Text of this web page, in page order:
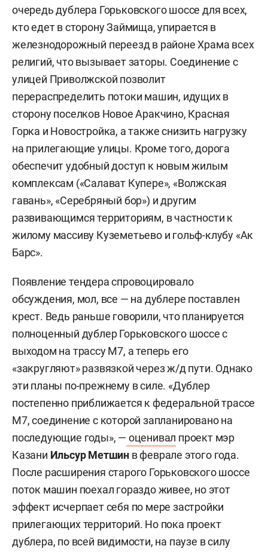
очередь дублера Горьковского шоссе для всех,
кто едет в сторону Займища, упирается в
железнодорожный переезд в районе Храма всех
религий, что вызывает заторы. Соединение с
улицей Приволжской позволит
перераспределить потоки машин, идущих в
сторону поселков Новое Аракчино, Красная
Горка и Новостройка, а также снизить нагрузку
на прилегающие улицы. Кроме того, дорога
обеспечит удобный доступ к новым жилым
комплексам («Салават Купере», «Волжская
гавань», «Серебряный бор») и другим
развивающимся территориям, в частности к
жилому массиву Куземетьево и гольф-клубу «Ак
Барс».
Появление тендера спровоцировало
обсуждения, мол, все — на дублере поставлен
крест. Ведь раньше говорили, что планируется
полноценный дублер Горьковского шоссе с
выходом на трассу М7, а теперь его
«закругляют» развязкой через ж/д пути. Однако
эти планы по-прежнему в силе. «Дублер
постепенно приближается к федеральной трассе
М7, соединение с которой запланировано на
последующие годы», — оценивал проект мэр
Казани Ильсур Метшин в феврале этого года.
После расширения старого Горьковского шоссе
поток машин поехал гораздо живее, но этот
эффект исчерпает себя по мере застройки
прилегающих территорий. Но пока проект
дублера, по всей видимости, на паузе в силу